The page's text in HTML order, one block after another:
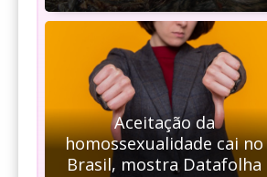
Aceitação da
homossexualidade cai no
Brasil, mostra Datafolha